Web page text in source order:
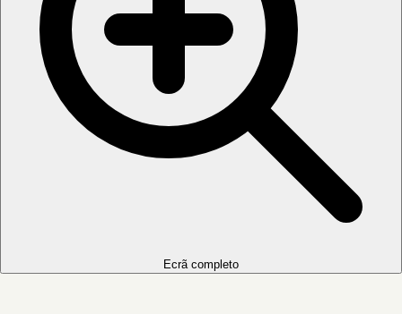
Ecrã completo